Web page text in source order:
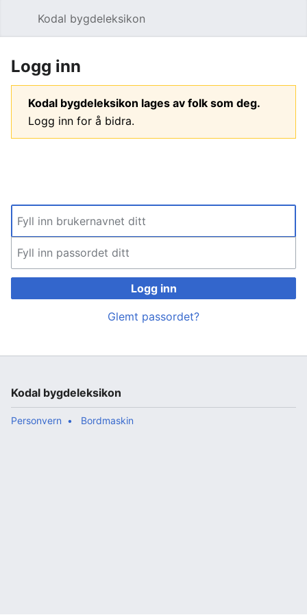
Kodal bygdeleksikon
Logg inn
Kodal bygdeleksikon lages av folk som deg.
Logg inn for å bidra.
Logg inn
Glemt passordet?
Kodal bygdeleksikon
Personvern Bordmaskin